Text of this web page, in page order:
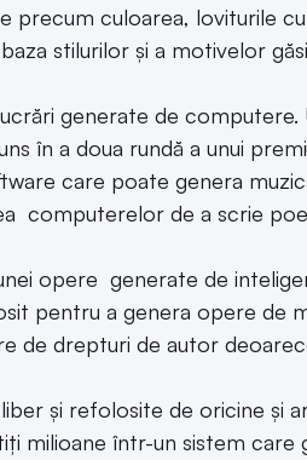
precum culoarea, loviturile cu
stilurilor și a motivelor
generate de computere.
în a doua rundă a unui
care poate genera
computerelor de a scrie
opere generate de
pentru a genera opere de
de drepturi de autor
și refolosite de oricine și
milioane într-un sistem care